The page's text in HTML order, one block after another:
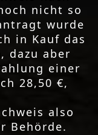
nicht so
wurde
in Kauf das
dazu aber
einer
28,50 €,
also
Behörde.